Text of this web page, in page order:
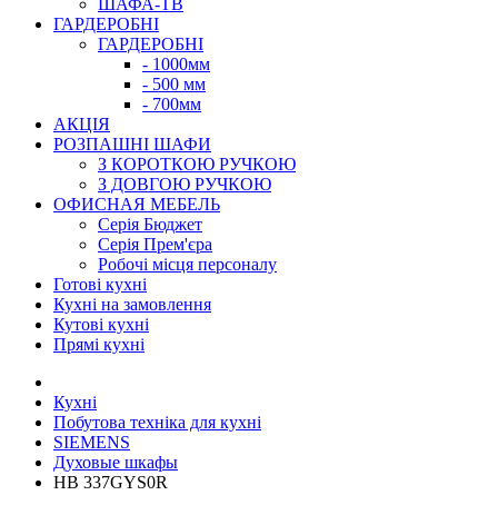
ШАФА-ТВ
ГАРДЕРОБНІ
ГАРДЕРОБНІ
- 1000мм
- 500 мм
- 700мм
АКЦІЯ
РОЗПАШНІ ШАФИ
З КОРОТКОЮ РУЧКОЮ
З ДОВГОЮ РУЧКОЮ
ОФИСНАЯ МЕБЕЛЬ
Серія Бюджет
Серія Прем'єра
Робочі місця персоналу
Готові кухні
Кухні на замовлення
Кутові кухні
Прямі кухні
Кухні
Побутова техніка для кухні
SIEMENS
Духовые шкафы
HB 337GYS0R